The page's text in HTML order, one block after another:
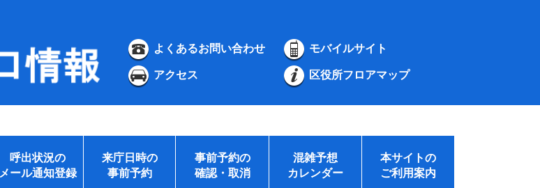
よくあるお問い合わせ モバイルサイト
アクセス 区役所フロアマップ
呼出状況の
メール通知登録
来庁日時の
事前予約
事前予約の
確認・取消
混雑予想
カレンダー
本サイトの
ご利用案内